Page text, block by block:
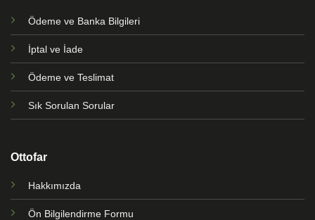
Ödeme ve Banka Bilgileri
İptal ve İade
Ödeme ve Teslimat
Sık Sorulan Sorular
Ottofar
Hakkımızda
Ön Bilgilendirme Formu